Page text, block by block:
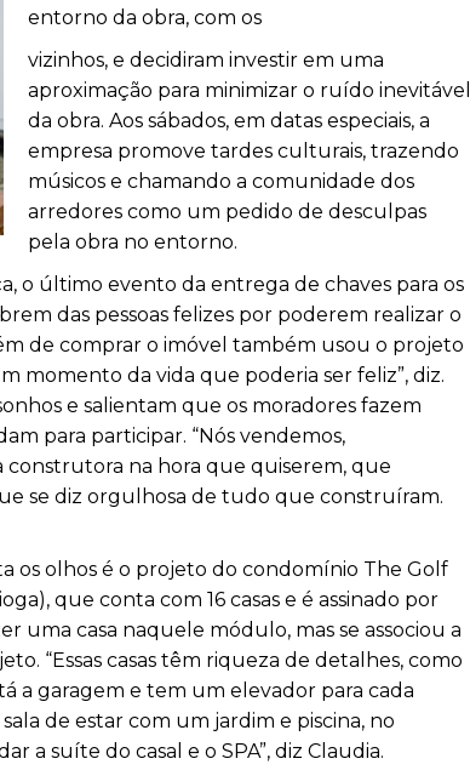
entorno da obra, com os
vizinhos, e decidiram investir em uma
aproximação para minimizar o ruído inevitável
da obra. Aos sábados, em datas especiais, a
empresa promove tardes culturais, trazendo
músicos e chamando a comunidade dos
arredores como um pedido de desculpas
pela obra no entorno.
o último evento da entrega de chaves para os
das pessoas felizes por poderem realizar o
de comprar o imóvel também usou o projeto
momento da vida que poderia ser feliz”, diz.
e salientam que os moradores fazem
para participar. “Nós vendemos,
construtora na hora que quiserem, que
se diz orgulhosa de tudo que construíram.
os olhos é o projeto do condomínio The Golf
que conta com 16 casas e é assinado por
uma casa naquele módulo, mas se associou a
“Essas casas têm riqueza de detalhes, como
a garagem e tem um elevador para cada
de estar com um jardim e piscina, no
a suíte do casal e o SPA”, diz Claudia.